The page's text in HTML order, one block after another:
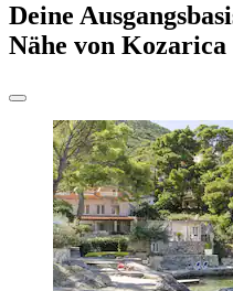
Deine
Nähe von Kozarica